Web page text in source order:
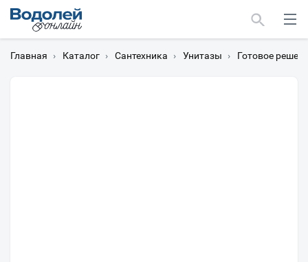
Главная › Каталог › Сантехника › Унитазы › Готовое